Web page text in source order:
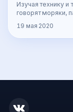
Изучая технику и
говорят моряки,
19 мая 2020